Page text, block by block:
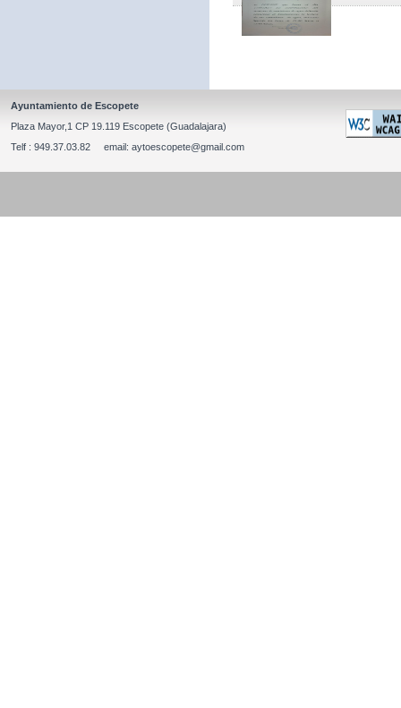
Ayuntamiento de Escopete
Plaza Mayor,1 CP 19.119 Escopete (Guadalajara)
Telf : 949.37.03.82 email: aytoescopete@gmail.com